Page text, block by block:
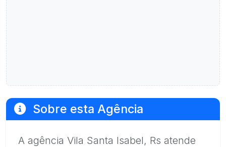
Sobre esta Agência
A agência Vila Santa Isabel, Rs atende